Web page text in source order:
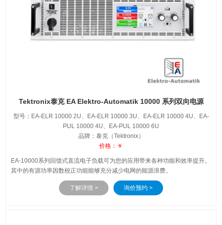
Tektronix泰克 EA Elektro-Automatik 10000 系列双向电源
型号：EA-ELR 10000 2U、EA-ELR 10000 3U、EA-ELR 10000 4U、EA-
PUL 10000 4U、EA-PUL 10000 6U
品牌：泰克（Tektronix）
价格：￥
EA-10000系列回馈式直流电子负载可为您的应用带来各种功能和效率提升。
其中的有源功率因数校正功能能够充分减少电网的能源浪费。
了解详情 > 询价预约 >